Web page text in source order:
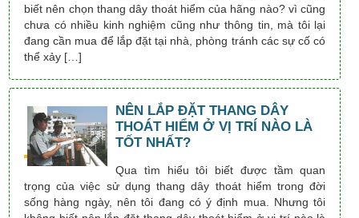
biết nên chọn thang dây thoát hiểm của hãng nào? vì cũng
chưa có nhiều kinh nghiệm cũng như thông tin, mà tôi lại
đang cần mua để lắp đặt tại nhà, phòng tránh các sự cố có
thể xảy […]
NÊN LẮP ĐẶT THANG DÂY
THOÁT HIỂM Ở VỊ TRÍ NÀO LÀ
TỐT NHẤT?
Qua tìm hiểu tôi biết được tầm quan
trọng của việc sử dụng thang dây thoát hiểm trong đời
sống hàng ngày, nên tôi đang có ý định mua. Nhưng tôi